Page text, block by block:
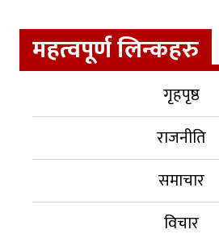
महत्वपूर्ण लिन्कहरु
गृहपृष्ठ
राजनीति
समाचार
विचार